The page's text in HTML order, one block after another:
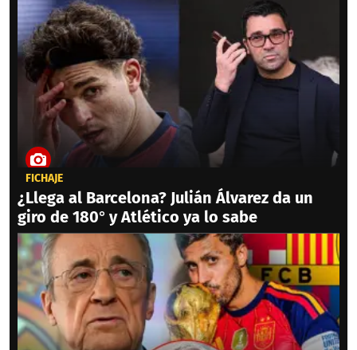
FICHAJE
¿Llega al Barcelona? Julián Álvarez da un
giro de 180° y Atlético ya lo sabe